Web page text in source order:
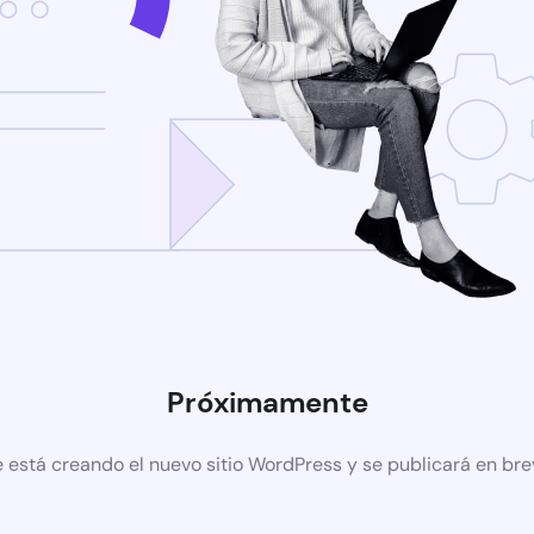
Próximamente
está creando el nuevo sitio WordPress y se publicará en